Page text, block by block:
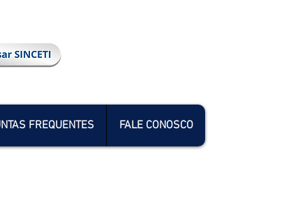
FREQUENTES FALE CONOSCO